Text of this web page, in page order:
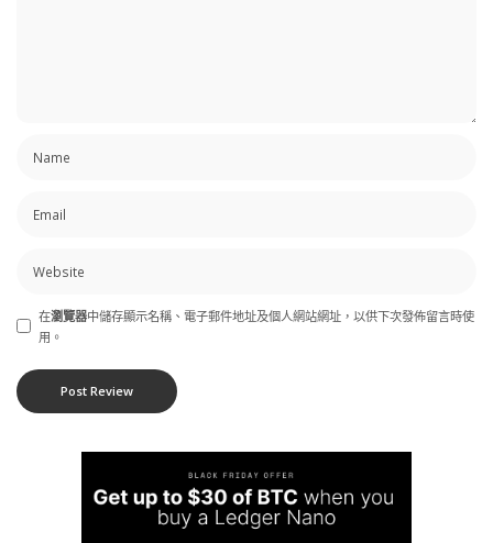
在瀏覽器中儲存顯示名稱、電子郵件地址及個人網站網址，以供下次發佈留言時使
用。